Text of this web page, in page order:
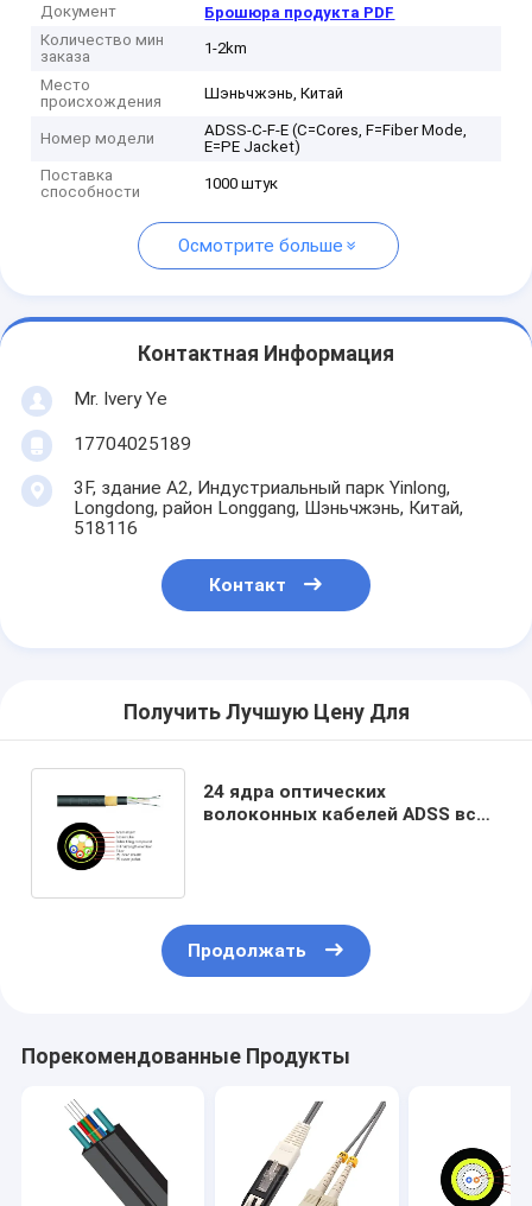
Документ
Брошюра продукта PDF
Количество мин
заказа
1-2km
Место
происхождения
Шэньчжэнь, Китай
Номер модели
ADSS-C-F-E (C=Cores, F=Fiber Mode,
E=PE Jacket)
Поставка
способности
1000 штук
Осмотрите больше
Контактная Информация
Mr. Ivery Ye
17704025189
3F, здание A2, Индустриальный парк Yinlong,
Longdong, район Longgang, Шэньчжэнь, Китай,
518116
Контакт
Получить Лучшую Цену Для
24 ядра оптических
волоконных кабелей ADSS все
Продолжать
Порекомендованные Продукты